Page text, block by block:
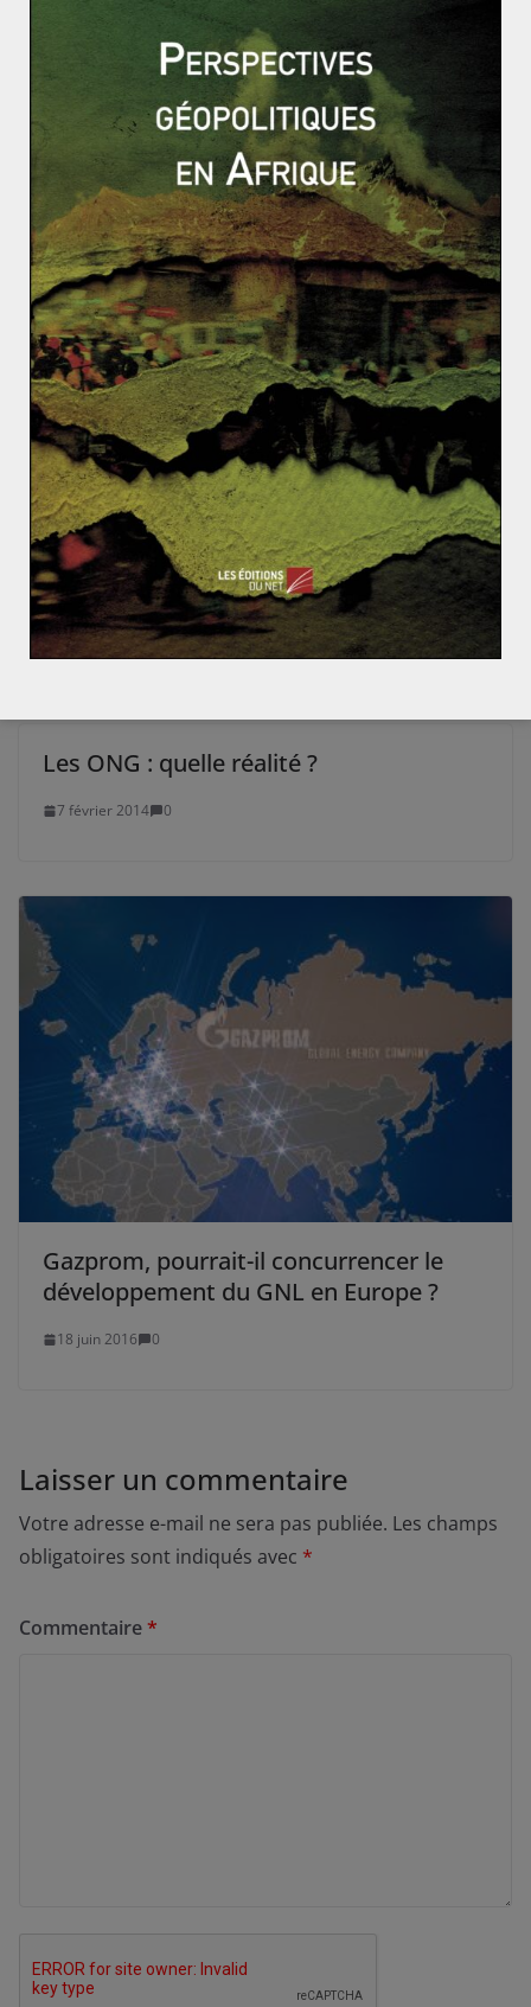
L’Union Européenne prend de nouvelles sanctions c
ontre l’Iran qui reçoit le soutien de Moscou
L’Islande est-elle européenne ?
La COP22: le début de l’action?
12 novembre 2016 0
Les ONG : quelle réalité ?
7 février 2014 0
Gazprom, pourrait-il concurrencer le
développement du GNL en Europe ?
18 juin 2016 0
Laisser un commentaire
Votre adresse e-mail ne sera pas publiée. Les champs
obligatoires sont indiqués avec *
Commentaire*